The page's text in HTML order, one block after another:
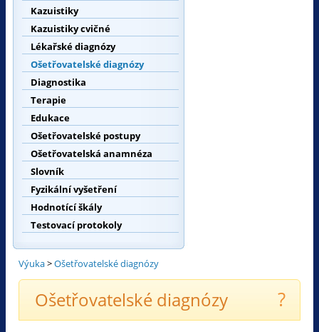
Kazuistiky
Kazuistiky cvičné
Lékařské diagnózy
Ošetřovatelské diagnózy
Diagnostika
Terapie
Edukace
Ošetřovatelské postupy
Ošetřovatelská anamnéza
Slovník
Fyzikální vyšetření
Hodnotící škály
Testovací protokoly
Výuka>Ošetřovatelské diagnózy
Ošetřovatelské diagnózy ?